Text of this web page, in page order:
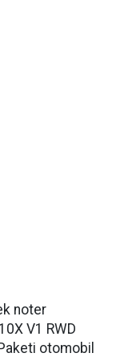
noter
V1 RWD
otomobil